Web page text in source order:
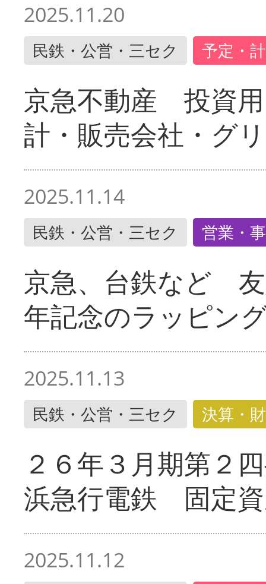
2025.11.20
民鉄・公営・三セク 予定・
京急不動産 投資
計・販売会社・グ
2025.11.14
民鉄・公営・三セク 営業・
京急、台鉄など
年記念のラッピン
2025.11.13
民鉄・公営・三セク 決算・
２６年３月期第２
浜急行電鉄 固定
2025.11.12